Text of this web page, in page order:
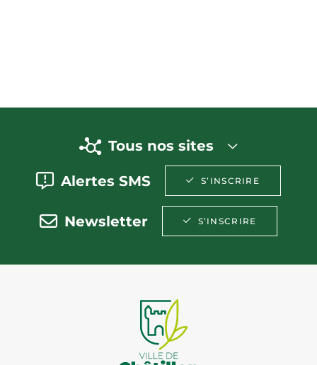
Tous nos sites
Alertes SMS S’INSCRIRE
Newsletter S’INSCRIRE